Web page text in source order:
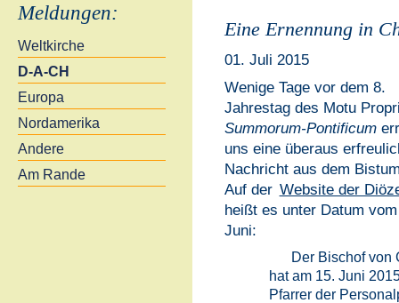
Meldungen:
Weltkirche
D-A-CH
Europa
Nordamerika
Andere
Am Rande
Eine Ernennung in
01. Juli 2015
Wenige Tage vor dem 8.
Jahrestag des Motu
Summorum-Pontificum
uns eine überaus
Nachricht aus dem
Auf der Website der
heißt es unter Datum
Juni:
Der Bischof von
hat am 15. Juni
Pfarrer der